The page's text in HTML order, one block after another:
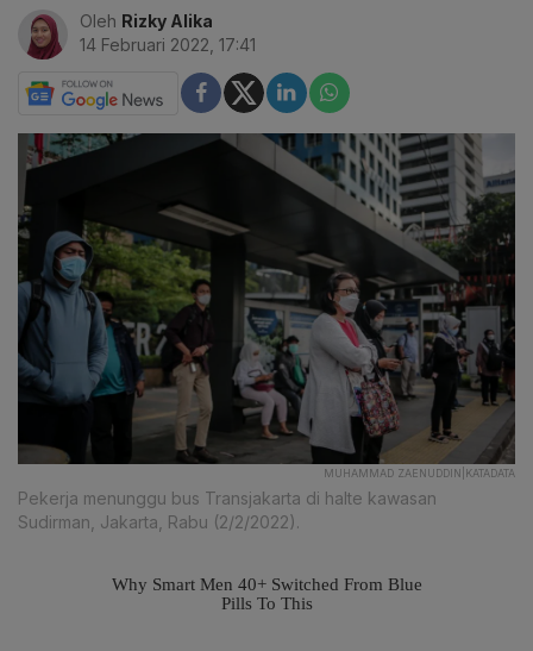
Oleh Rizky Alika
14 Februari 2022, 17:41
MUHAMMAD ZAENUDDIN|KATADATA
Pekerja menunggu bus Transjakarta di halte kawasan
Sudirman, Jakarta, Rabu (2/2/2022).